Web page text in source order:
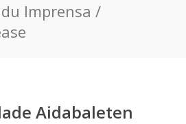
Imprensa /
Aidabaleten